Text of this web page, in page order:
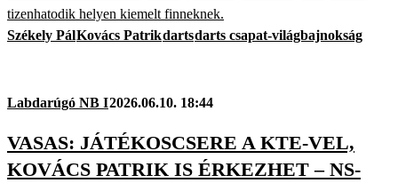
tizenhatodik helyen kiemelt finneknek.
Székely PálKovács Patrikdartsdarts csapat-világbajnokság
Labdarúgó NB I2026.06.10. 18:44
VASAS: JÁTÉKOSCSERE A KTE-VEL,
KOVÁCS PATRIK IS ÉRKEZHET – NS-